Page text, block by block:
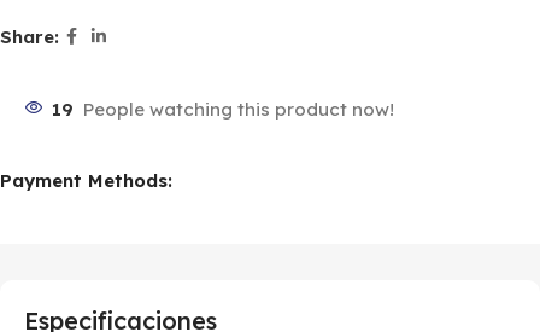
Share:
19 People watching this product now!
Payment Methods:
Especificaciones